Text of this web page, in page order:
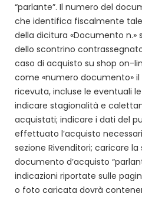
“parlante”. Il numero del
che identifica fiscalmente
della dicitura «Documento n.»
dello scontrino
caso di acquisto su shop on-
come «numero documento»
ricevuta, incluse le eventuali
indicare stagionalità e
acquistati; indicare i dati del
effettuato l’acquisto
sezione Rivenditori; caricare
documento d’acquisto
indicazioni riportate sulle
o foto caricata dovrà